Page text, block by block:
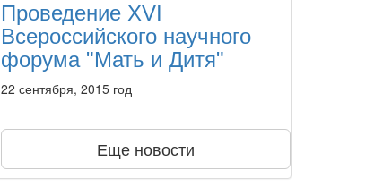
Проведение XVI
Всероссийского научного
форума "Мать и Дитя"
22 сентября, 2015 год
Еще новости